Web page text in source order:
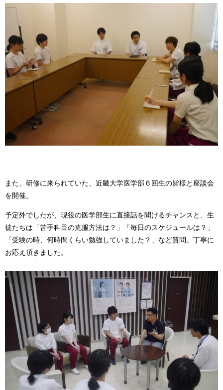
また、研修に来られていた、近畿大学医学部６回生の皆様と座談会
を開催。
予定外でしたが、現役の医学部生に直接話を聞けるチャンスと、生
徒たちは「苦手科目の克服方法は？」「毎日のスケジュールは？」
「受験の時、何時間くらい勉強していました？」など質問。丁寧に
お応え頂きました。